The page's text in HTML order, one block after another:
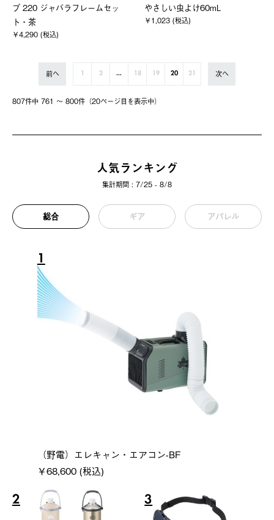
プ 220 ジャバラフレームセッ
ト・茶
￥4,290 (税込)
やさしい虫よけ60mL
￥1,023 (税込)
807件中 761 〜 800件（20ページ⽬を表⽰中）
前へ 1 2 ... 18 19 20 21 次へ
人気ランキング
集計期間 : 7/25 - 8/8
総合 ギア アパレル
1
（野電）エレキャン・エアコン-BF
￥68,600 (税込)
2 3